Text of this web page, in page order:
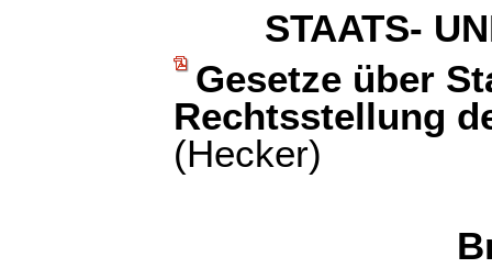
STAATS-
Gesetze über
Rechtsstellung
(Hecker)